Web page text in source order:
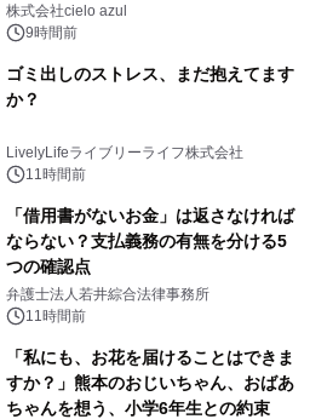
株式会社cielo azul
9時間前
ゴミ出しのストレス、まだ抱えてます
か？
LivelyLifeライブリーライフ株式会社
11時間前
「借用書がないお金」は返さなければ
ならない？支払義務の有無を分ける5
つの確認点
弁護士法人若井綜合法律事務所
11時間前
「私にも、お花を届けることはできま
すか？」熊本のおじいちゃん、おばあ
ちゃんを想う、小学6年生との約束